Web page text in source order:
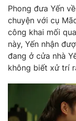
Phong đưa Yến
chuyện với cụ
công khai mối
này, Yến nhận
đang ở cửa nhà
không biết xử trí